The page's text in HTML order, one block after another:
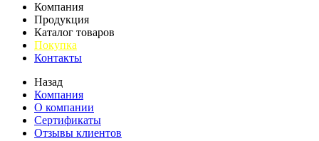
Компания
Продукция
Каталог товаров
Покупка
Контакты
Назад
Компания
О компании
Сертификаты
Отзывы клиентов